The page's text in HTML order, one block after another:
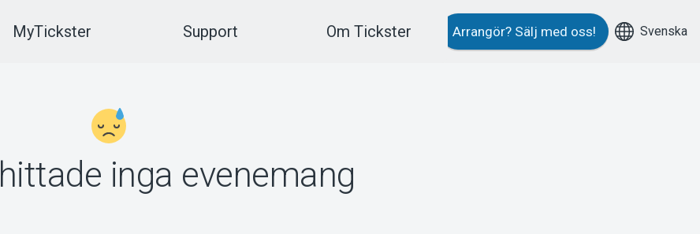
MyTickster Support Om Tickster Arrangör? Sälj med oss! Svenska
inga evenemang